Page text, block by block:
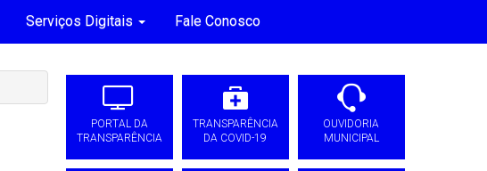
Serviços Digitais Fale Conosco
PORTAL DA
TRANSPARÊNCIA
TRANSPARÊNCIA
DA COVID-19
OUVIDORIA
MUNICIPAL